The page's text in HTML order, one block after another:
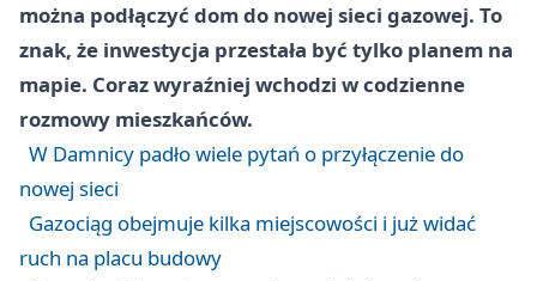
można podłączyć dom do nowej sieci gazowej. To
znak, że inwestycja przestała być tylko planem na
mapie. Coraz wyraźniej wchodzi w codzienne
rozmowy mieszkańców.
W Damnicy padło wiele pytań o przyłączenie do
nowej sieci
Gazociąg obejmuje kilka miejscowości i już widać
ruch na placu budowy